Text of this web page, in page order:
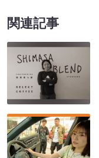
関連記事